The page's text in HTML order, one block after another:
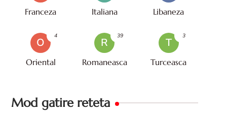
Franceza Italiana Libaneza
O
Oriental
4
R
Romaneasca
39
T
Turceasca
3
Mod gatire reteta